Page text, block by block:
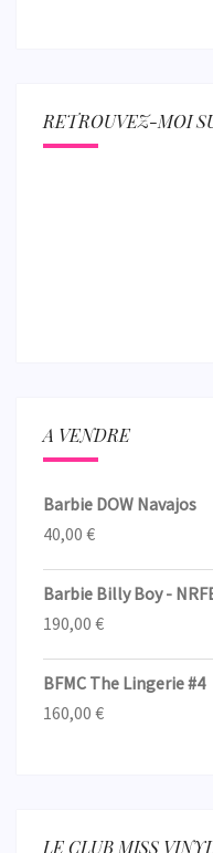
RETROUVEZ-MOI
A VENDRE
Barbie DOW Navajos
40,00 €
Barbie Billy Boy -
190,00 €
BFMC The Lingerie #4
160,00 €
LE CLUB MISS